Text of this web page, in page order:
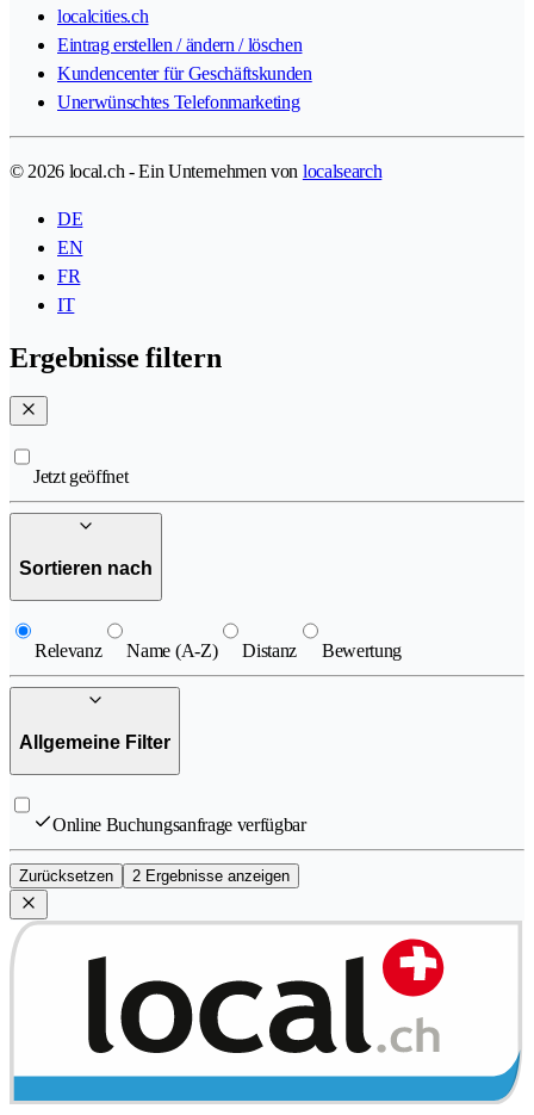
localcities.ch
Eintrag erstellen / ändern / löschen
Kundencenter für Geschäftskunden
Unerwünschtes Telefonmarketing
© 2026 local.ch - Ein Unternehmen von localsearch
DE
EN
FR
IT
Ergebnisse filtern
Jetzt geöffnet
Sortieren nach
Relevanz Name (A-Z) Distanz Bewertung
Allgemeine Filter
Online Buchungsanfrage verfügbar
Zurücksetzen 2 Ergebnisse anzeigen